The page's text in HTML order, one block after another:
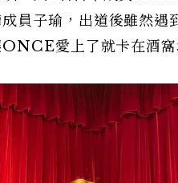
員子瑜，出道後雖然遇
愛上了就卡在酒窩